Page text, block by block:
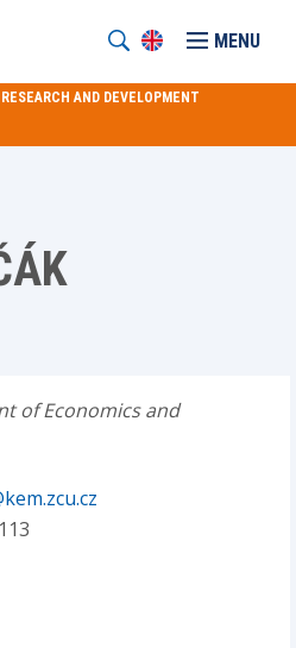
MENU
RESEARCH AND DEVELOPMENT
of Economics and